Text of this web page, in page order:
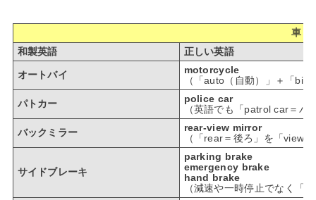
車・
和製英語
正しい英語
オートバイ
motorcycle
（「auto（自動）」＋「
パトカー
police car
（英語でも「patrol car＝パ
バックミラー
rear-view mirror
（「rear＝後ろ」を「view
サイドブレーキ
parking brake
emergency brake
hand brake
（減速や一時停止でなく「